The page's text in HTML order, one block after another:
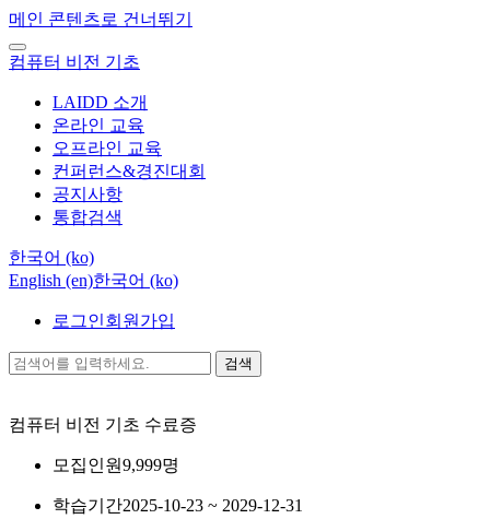
메인 콘텐츠로 건너뛰기
컴퓨터 비전 기초
LAIDD 소개
온라인 교육
오프라인 교육
컨퍼런스&경진대회
공지사항
통합검색
한국어 ‎(ko)‎
English ‎(en)‎한국어 ‎(ko)‎
로그인회원가입
검색
컴퓨터 비전 기초 수료증
모집인원9,999명
학습기간2025-10-23 ~ 2029-12-31